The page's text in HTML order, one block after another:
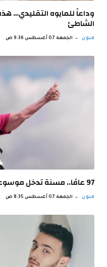
وداعاً للمايوه التقليدي…
الشاطئ
فنون الجمعة 07 أغسطس 9:36 ص
97 عامًا.. مسنة تدخل موسوعة غينيس بتصرف غريب!
فنون الجمعة 07 أغسطس 8:35 ص